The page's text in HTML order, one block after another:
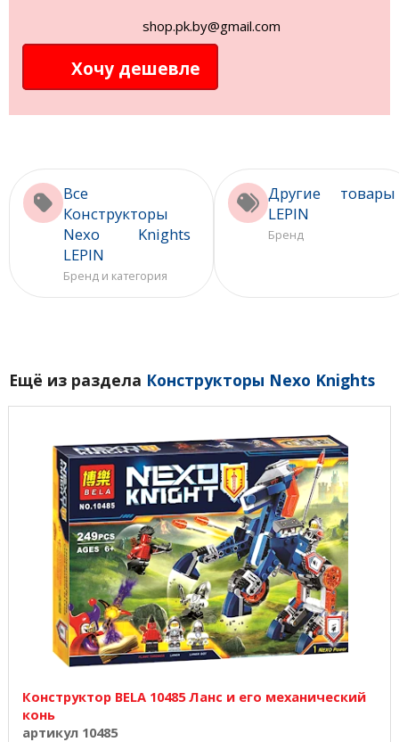
shop.pk.by@gmail.com
Хочу дешевле
Все
Конструкторы
Nexo Knights
LEPIN
Бренд и категория
Другие товары
LEPIN
Бренд
Ещё из раздела Конструкторы Nexo Knights
Конструктор BELA 10485 Ланс и его механический
конь
артикул 10485